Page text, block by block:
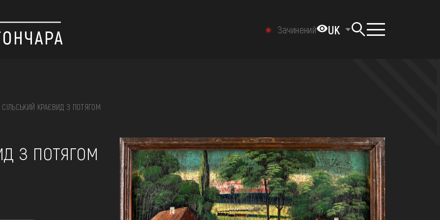
Зачинений UK
СІЛЬСЬКИЙ КРАЄВИД З ПОТЯГОМ
з потягом